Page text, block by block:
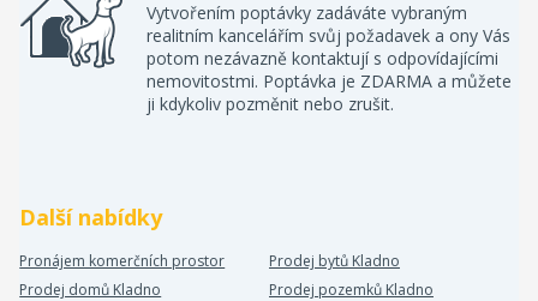
Vytvořením poptávky zadáváte vybraným
realitním kancelářím svůj požadavek a ony Vás
potom nezávazně kontaktují s odpovídajícími
nemovitostmi. Poptávka je ZDARMA a můžete
ji kdykoliv pozměnit nebo zrušit.
Další nabídky
Pronájem komerčních prostor
Prodej bytů Kladno
Prodej domů Kladno
Prodej pozemků Kladno